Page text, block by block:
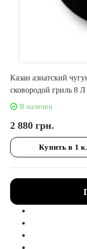
Казан азиатский
сковородой гриль 8 Л
В наличии
2 880 грн.
Купить в 1